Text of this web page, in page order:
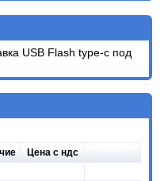
USB Flash type-c под
Цена с ндс